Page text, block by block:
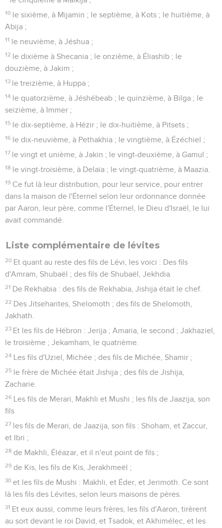
10 le sixième, à Mijamin ; le septième, à Kots ; le huitième, à
Abija ;
11 le neuvième, à Jéshua ;
12 le dixième à Shecania ; le onzième, à Éliashib ; le
douzième, à Jakim ;
13 le treizième, à Huppa ;
14 le quatorzième, à Jéshébeab ; le quinzième, à Bilga ; le
seizième, à Immer ;
15 le dix-septième, à Hézir ; le dix-huitième, à Pitsets ;
16 le dix-neuvième, à Pethakhia ; le vingtième, à Ézéchiel ;
17 le vingt et unième, à Jakin ; le vingt-deuxième, à Gamul ;
18 le vingt-troisième, à Delaïa ; le vingt-quatrième, à Maazia.
19 Ce fut là leur distribution, pour leur service, pour entrer
dans la maison de l'Éternel selon leur ordonnance donnée
par Aaron, leur père, comme l'Éternel, le Dieu d'Israël, le lui
avait commandé.
Liste complémentaire de lévites
20 Et quant au reste des fils de Lévi, les voici : Des fils
d'Amram, Shubaël ; des fils de Shubaël, Jekhdia.
21 De Rekhabia : des fils de Rekhabia, Jishija était le chef.
22 Des Jitseharites, Shelomoth ; des fils de Shelomoth,
Jakhath.
23 Et les fils de Hébron : Jerija ; Amaria, le second ; Jakhaziel,
le troisième ; Jekamham, le quatrième.
24 Les fils d'Uziel, Michée ; des fils de Michée, Shamir ;
25 le frère de Michée était Jishija ; des fils de Jishija,
Zacharie.
26 Les fils de Merari, Makhli et Mushi ; les fils de Jaazija, son
fils
27 les fils de Merari, de Jaazija, son fils : Shoham, et Zaccur,
et Ibri ;
28 de Makhli, Éléazar, et il n'eut point de fils ;
29 de Kis, les fils de Kis, Jerakhmeël ;
30 et les fils de Mushi : Makhli, et Éder, et Jerimoth. Ce sont
là les fils des Lévites, selon leurs maisons de pères.
31 Et eux aussi, comme leurs frères, les fils d'Aaron, tirèrent
au sort devant le roi David, et Tsadok, et Akhimélec, et les